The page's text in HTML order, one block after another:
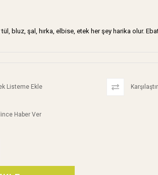
bluz, şal, hırka, elbise, etek her şey harika olur.
Listeme Ekle Karşılaştır
Haber Ver